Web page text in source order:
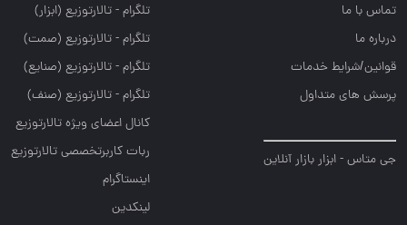
تماس با ما
درباره ما
قوانین/شرایط خدمات
پرسش های متداول
جی متاس - ابزار بازار آنلاین
تلگرام - تالارتوزيع (ابزار)
تلگرام - تالارتوزيع (صمت)
تلگرام - تالارتوزيع (صنايع)
تلگرام - تالارتوزیع (صنف)
کانال اعضای ویژه تالارتوزیع
ربات کاربرتخصصی تالارتوزیع
اینستاگرام
لینکدین